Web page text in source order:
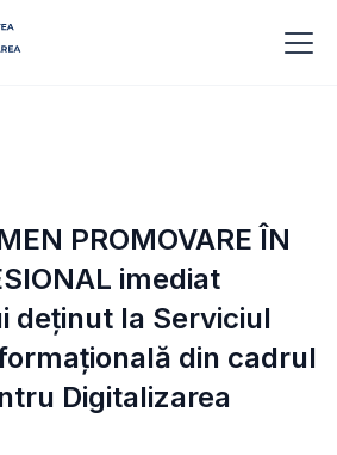
PROMOVARE ÎN
imediat
deținut la Serviciul
din cadrul
Digitalizarea